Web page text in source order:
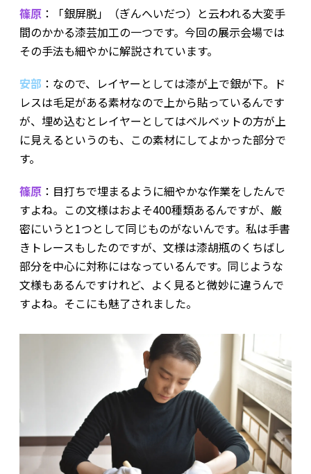
篠原：「銀屏脱」（ぎんへいだつ）と云われる大変手
間のかかる漆芸加工の一つです。今回の展示会場では
その手法も細やかに解説されています。
安部 ：なので、レイヤーとしては漆が上で銀が下。ド
レスは毛足がある素材なので上から貼っているんです
が、埋め込むとレイヤーとしてはベルベットの方が上
に見えるというのも、この素材にしてよかった部分で
す。
篠原：目打ちで埋まるように細やかな作業をしたんで
すよね。この文様はおよそ400種類あるんですが、厳
密にいうと1つとして同じものがないんです。私は手書
きトレースもしたのですが、文様は漆胡瓶のくちばし
部分を中心に対称にはなっているんです。同じような
文様もあるんですけれど、よく見ると微妙に違うんで
すよね。そこにも魅了されました。